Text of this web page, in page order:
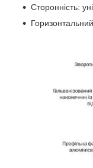
Сторонність: